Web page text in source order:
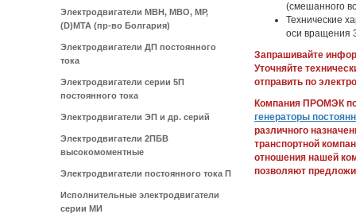
Электродвигатели МВН, МВО, МР,
(D)МТА (пр-во Болгария)
Электродвигатели ДП постоянного
тока
Электродвигатели серии 5П
постоянного тока
Электродвигатели ЭП и др. серий
Электродвигатели 2ПБВ
высокомоментные
Электродвигатели постоянного тока П
Исполнительные электродвигатели
серии МИ
(смешанного
Технические
оси вращения
Запрашивайте
Уточняйте
отправить по
Компания ПРОМЭК
генераторы
различного
транспортной
отношения нашей
позволяют